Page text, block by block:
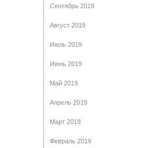
Сентябрь 2019
Август 2019
Июль 2019
Июнь 2019
Май 2019
Апрель 2019
Март 2019
Февраль 2019